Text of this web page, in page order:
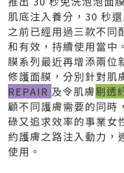
肌底注入養分，30 秒
之前已經用過三款不同
和有效，持續使用當中
膜系列最近再增添兩位
修護面膜，分別針對肌
REPAIR 及令肌膚剔透
顧不同護膚需要的同時
碌又追求效率的事業女
約護膚之路注入動力，
使用。